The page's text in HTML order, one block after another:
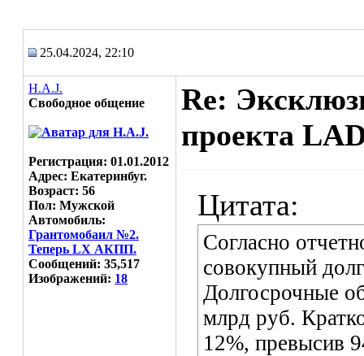
25.04.2024, 22:10
H.A.J.
Свободное общение
Регистрация: 01.01.2012
Адрес: Екатеринбуг.
Возраст: 56
Пол: Мужской
Автомобиль:
Грантомобаил №2.
Теперь LX АКПП.
Сообщений: 35,517
Изображений: 18
Re:
проекта
Цитата:
Согласно
совокупный
Долгосрочные
млрд руб.
12%, превысив